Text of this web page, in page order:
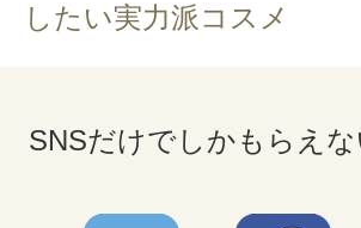
したい実力派コスメ
SNSだけでしかもらえ